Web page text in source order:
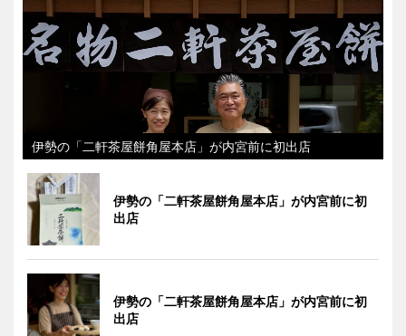
伊勢の「二軒茶屋餅角屋本店」が内宮前に初出店
伊勢の「二軒茶屋餅角屋本店」が内宮前に初
出店
伊勢の「二軒茶屋餅角屋本店」が内宮前に初
出店